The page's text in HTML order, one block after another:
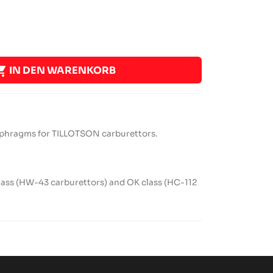
IN DEN WARENKORB
for TILLOTSON carburettors.
(HW-43 carburettors) and OK class (HC-112